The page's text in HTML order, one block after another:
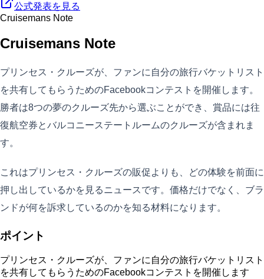
公式発表を見る
Cruisemans Note
Cruisemans Note
プリンセス・クルーズが、ファンに自分の旅行バケットリスト
を共有してもらうためのFacebookコンテストを開催します。
勝者は8つの夢のクルーズ先から選ぶことができ、賞品には往
復航空券とバルコニーステートルームのクルーズが含まれま
す。
これはプリンセス・クルーズの販促よりも、どの体験を前面に
押し出しているかを見るニュースです。価格だけでなく、ブラ
ンドが何を訴求しているのかを知る材料になります。
ポイント
プリンセス・クルーズが、ファンに自分の旅行バケットリスト
を共有してもらうためのFacebookコンテストを開催します